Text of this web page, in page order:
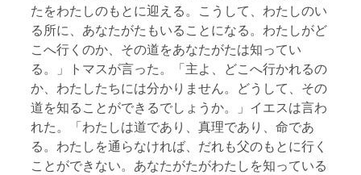
たをわたしのもとに迎える。こうして、わたしのい
る所に、あなたがたもいることになる。わたしがど
こへ行くのか、その道をあなたがたは知ってい
る。」トマスが言った。「主よ、どこへ行かれるの
か、わたしたちには分かりません。どうして、その
道を知ることができるでしょうか。」イエスは言わ
れた。「わたしは道であり、真理であり、命であ
る。わたしを通らなければ、だれも父のもとに行く
ことができない。あなたがたがわたしを知っている